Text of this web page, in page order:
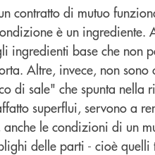
contratto di mutuo
è un ingrediente.
ingredienti base che non
Altre, invece, non
di sale" che spunta nella
superflui, servono a
anche le condizioni di un
delle parti - cioè quelli